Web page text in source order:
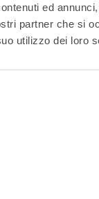
ed
partner che si
utilizzo dei loro